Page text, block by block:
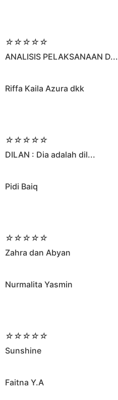
☆☆☆☆☆
ANALISIS PELAKSANAAN D...
Riffa Kaila Azura dkk
☆☆☆☆☆
DILAN : Dia adalah dil...
Pidi Baiq
☆☆☆☆☆
Zahra dan Abyan
Nurmalita Yasmin
☆☆☆☆☆
Sunshine
Faitna Y.A